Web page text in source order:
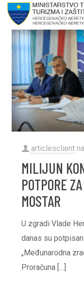
articlesclient na
MILIJUN
POTPORE
MOSTAR
U zgradi Vlade
danas su
„Međunarodna
Proračuna […]